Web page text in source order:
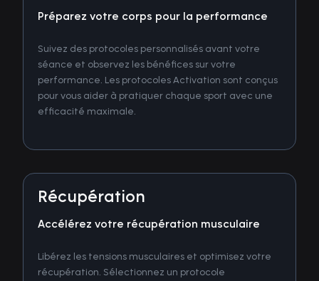
Préparez votre corps pour la performance
Suivez des protocoles personnalisés avant votre
séance et observez les bénéfices sur votre
performance. Les protocoles Activation sont conçus
pour vous aider à pratiquer chaque sport avec une
efficacité maximale.
Récupération
Accélérez votre récupération musculaire
Libérez les tensions musculaires et optimisez votre
récupération. Sélectionnez un protocole